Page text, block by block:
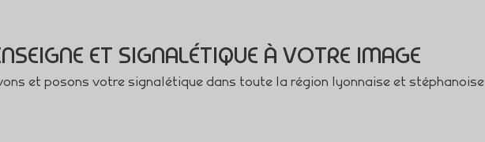
ET SIGNALÉTIQUE À VOTRE IMAGE
et posons votre signalétique dans toute la région lyonnaise et stéphanoise